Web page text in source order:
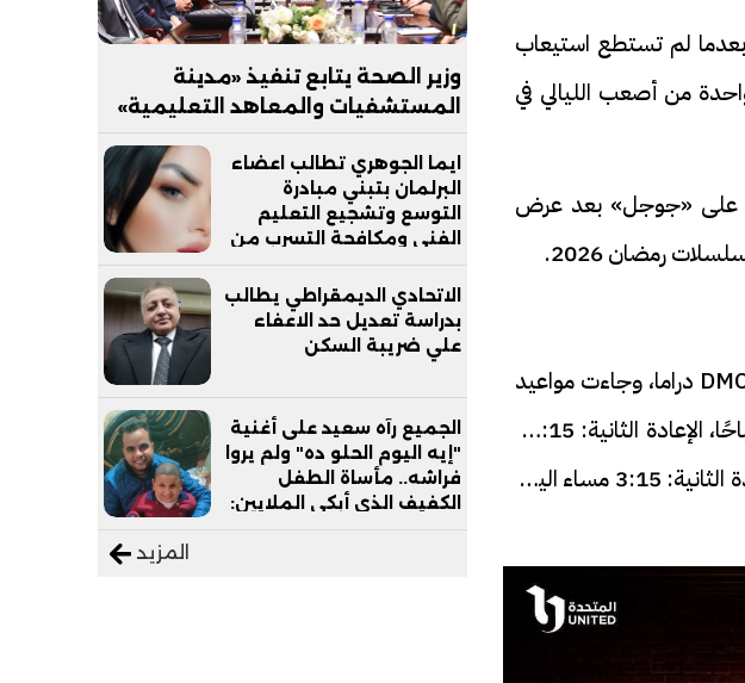
بعدما لم تستطع استيعاب
من أصعب الليالي في
على «جوجل» بعد عرض
رمضان 2026.
يُعرض مسلسل كان ياما كان حصريًا ضمن مسلسلات رمضان 2026 عبر قناتي DMC وDMC دراما، وجاءت مواعيد
العرض والإعادة كالتالي: على قناة DMC: العرض: 7:15 مساءً، الإعادة الأولى: 1:45 صباحًا، الإعادة الثانية: 10:15
صباحًا، على قناة DMC دراما: العرض: 11:00 مساءً، الإعادة الأولى: 4:00 صباحًا، الإعادة الثانية: 3:15 مساء اليوم
وزير الصحة يتابع تنفيذ «مدينة
المستشفيات والمعاهد التعليمية»
بالعاصمة الجديدة
ايما الجوهري تطالب اعضاء
البرلمان بتبني مبادرة
التوسع وتشجيع التعليم
الفني ومكافحة التسرب من
التعليم
الاتحادي الديمقراطي يطالب
بدراسة تعديل حد الاعفاء
علي ضريبة السكن
الجميع رآه سعيد على أغنية
"إيه اليوم الحلو ده" ولم يروا
فراشه.. مأساة الطفل
الكفيف الذي أبكى الملايين:
المزيد